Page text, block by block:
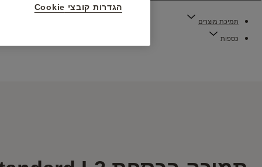
תמיכת מוצרים
כספות
הגדרות קובצי Cookie